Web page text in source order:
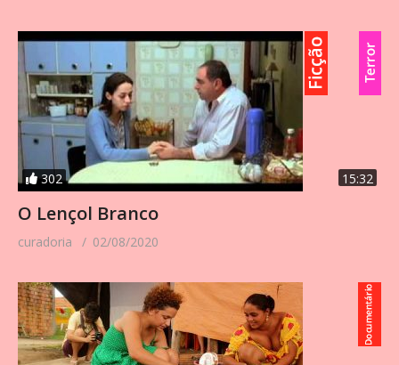
302 15:32
O Lençol Branco
curadoria 02/08/2020